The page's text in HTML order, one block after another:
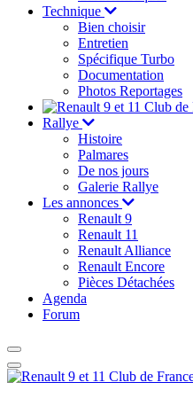
Technique
Bien choisir
Entretien
Spécifique Turbo
Documentation
Photos Reportages
Rallye
Histoire
Palmares
De nos jours
Galerie Rallye
Les annonces
Renault 9
Renault 11
Renault Alliance
Renault Encore
Pièces Détachées
Agenda
Forum